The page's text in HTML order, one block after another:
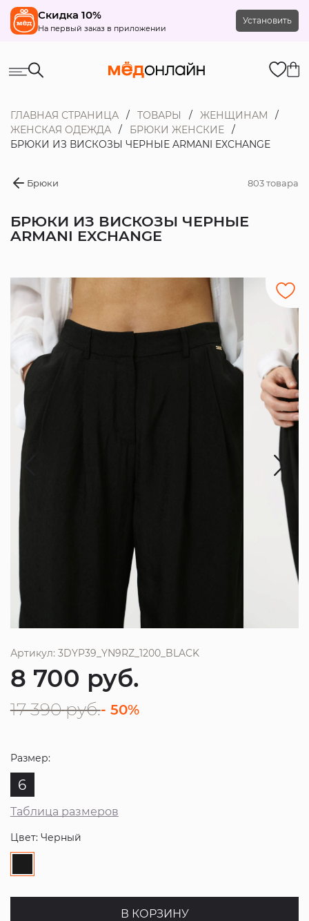
Скидка 10%
На первый заказ в приложении
Установить
ГЛАВНАЯ СТРАНИЦА ТОВАРЫ
ЖЕНЩИНАМ
ЖЕНСКАЯ ОДЕЖДА
БРЮКИ ЖЕНСКИЕ
БРЮКИ ИЗ ВИСКОЗЫ ЧЕРНЫЕ ARMANI EXCHANGE
Брюки 803 товара
БРЮКИ ИЗ ВИСКОЗЫ ЧЕРНЫЕ
ARMANI EXCHANGE
Артикул: 3DYP39_YN9RZ_1200_BLACK
8 700 руб.
17 390 руб.- 50%
Размер:
6
Таблица размеров
Цвет: Черный
В КОРЗИНУ